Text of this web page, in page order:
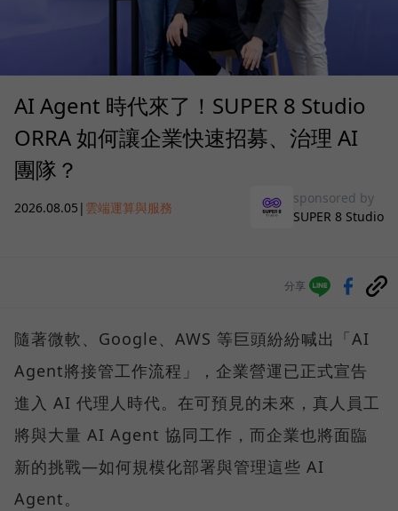
AI Agent 時代來了！SUPER 8 Studio
ORRA 如何讓企業快速招募、治理 AI
團隊？
2026.08.05 | 雲端運算與服務
sponsored by
SUPER 8 Studio
分享
隨著微軟、Google、AWS 等巨頭紛紛喊出「AI
Agent將接管工作流程」，企業營運已正式宣告
進入 AI 代理人時代。在可預見的未來，真人員工
將與大量 AI Agent 協同工作，而企業也將面臨
新的挑戰—如何規模化部署與管理這些 AI
Agent。